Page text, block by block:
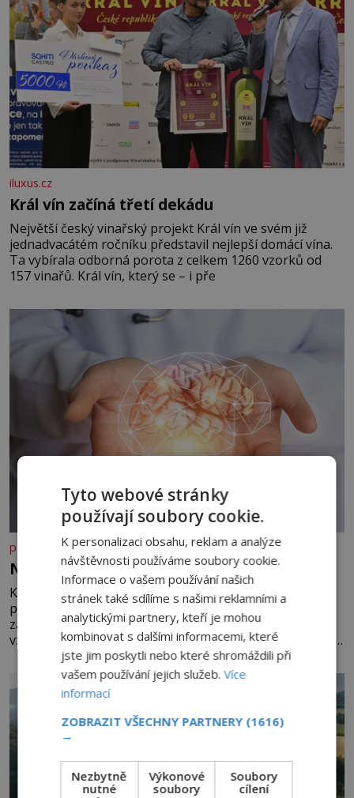
iluxus.cz
Král vín začíná třetí dekádu
Největší český vinařský projekt Král vín ve svém již
jednadvacátém ročníku představil nejlepší domácí vína.
Ta vybírala odborná porota z celkem 1260 vzorků od
157 vinařů. Král vín, který se – i pře
panidomu.cz
Nedovolte mozku stárnout
Každý, komu je přes 25 let, by měl pravidelně
procvičovat mozkové závity. V tomto období se totiž
začíná zhoršovat paměť. Možná máte problém
vzpomenout si na jméno kolegy z práce. Nebo marně v
paměti lovíte název knížky, kterou jste nedávno přečetli.
Je to opravdu tak, s věkem jako kdyby se paměť
rozhodla stávkovat. Cvičte
Tyto webové stránky
používají soubory cookie.
K personalizaci obsahu, reklam a analýze
návštěvnosti používáme soubory cookie.
Informace o vašem používání našich
stránek také sdílíme s našimi reklamními a
analytickými partnery, kteří je mohou
kombinovat s dalšími informacemi, které
jste jim poskytli nebo které shromáždili při
vašem používání jejich služeb.Více
informací
ZOBRAZIT VŠECHNY PARTNERY (1616)
→
Nezbytně
nutné
Výkonové
soubory
Soubory
cílení